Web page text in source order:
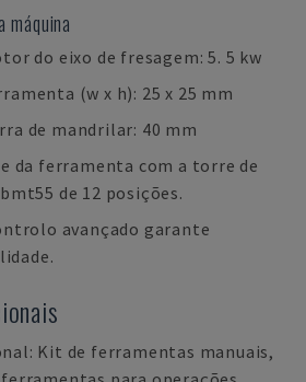
máquina
do eixo de fresagem: 5. 5 kw
(w x h): 25 x 25 mm
de mandrilar: 40 mm
da ferramenta com a torre de
de 12 posições.
avançado garante
Kit de ferramentas manuais,